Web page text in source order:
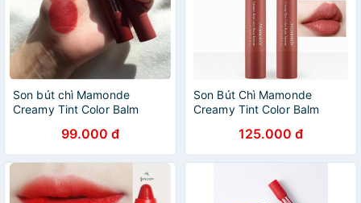
Son bút chì Mamonde
Creamy Tint Color Balm
99.000 đ
Son Bút Chì Mamonde
Creamy Tint Color Balm
125.000 đ